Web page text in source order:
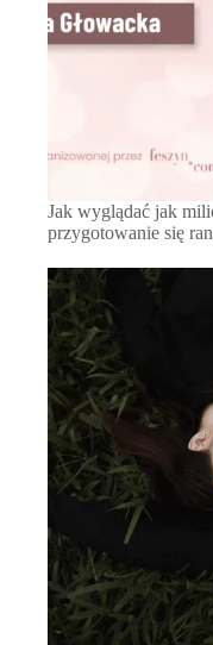
Jak wyglądać jak
przygotowanie się